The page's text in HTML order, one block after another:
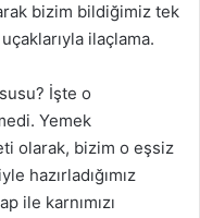
bizim bildiğimiz tek
ilaçlama.
İşte o
Yemek
olarak, bizim o eşsiz
hazırladığımız
ile karnımızı